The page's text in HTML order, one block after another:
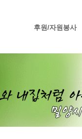
후원/자원봉사